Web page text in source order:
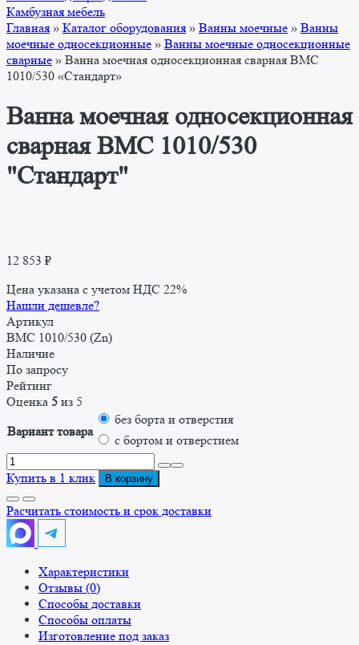
Камбузная мебель
Главная » Каталог оборудования » Ванны моечные » Ванны
моечные односекционные » Ванны моечные односекционные
сварные » Ванна моечная односекционная сварная ВМС
1010/530 «Стандарт»
Ванна моечная односекционная
сварная ВМС 1010/530
"Стандарт"
12 853 ₽
Цена указана с учетом НДС 22%
Нашли дешевле?
Артикул
ВМС 1010/530 (Zn)
Наличие
По запросу
Рейтинг
Оценка 5 из 5
Вариант товара
без борта и отверстия
с бортом и отверстием
Количество
товара
моечная
односекционная
сварная
1010/530
"Стандарт"
Купить в 1 клик В корзину
Расчитать стоимость и срок доставки
Характеристики
Отзывы (0)
Способы доставки
Способы оплаты
Изготовление под заказ